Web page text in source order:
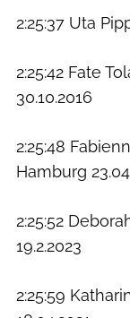
2:25:37 Uta
2:25:42 Fate
30.10.2016
2:25:48
Hamburg
2:25:52
19.2.2023
2:25:59